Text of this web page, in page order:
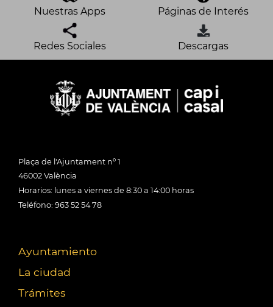
Nuestras Apps Páginas de Interés
Redes Sociales Descargas
Plaça de l'Ajuntament nº 1
46002 València
Horarios: lunes a viernes de 8:30 a 14:00 horas
Teléfono: 963 52 54 78
Ayuntamiento
La ciudad
Trámites